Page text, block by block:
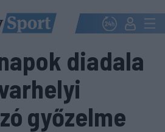
diadala
győzelme